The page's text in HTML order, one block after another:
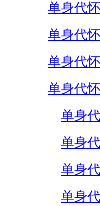
单身代
单身代
单身代
单身代
单身
单身
单身
单身